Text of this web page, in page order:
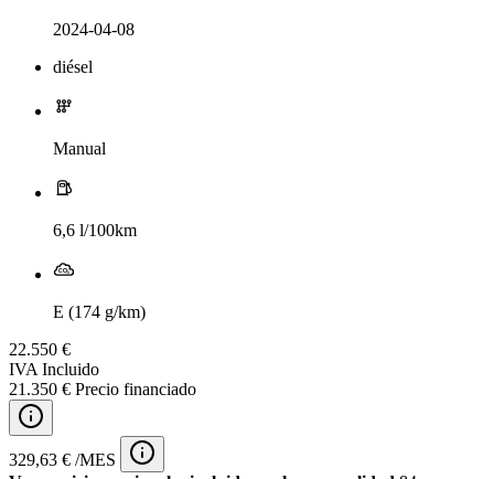
2024-04-08
diésel
Manual
6,6 l/100km
E (174 g/km)
22.550 €
IVA Incluido
21.350 € Precio financiado
329,63 € /MES